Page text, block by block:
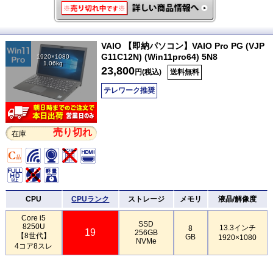
1920×1080
1.06kg
在庫 売り切れ
VAIO 【即納パソコン】VAIO Pro PG (VJP
G11C12N) (Win11pro64) 5N8
23,800円(税込) 送料無料
テレワーク推奨
CPU CPUランク ストレージ メモリ 液晶/解像度
Core i5
8250U
【8世代】
4コア8スレ
19
SSD
256GB
NVMe
8
GB
13.3インチ
1920×1080